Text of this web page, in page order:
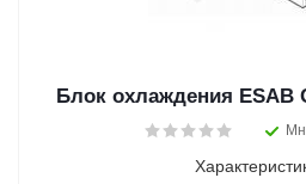
Блок охлаждения ESAB